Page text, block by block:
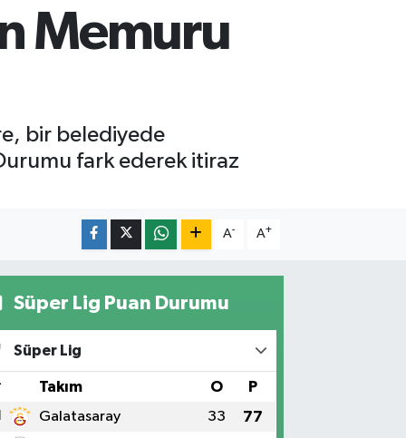
Memuru
bir belediyede
fark ederek itiraz
A- A+
Süper Lig Puan Durumu
Süper Lig
Takım O P
Galatasaray 33 77